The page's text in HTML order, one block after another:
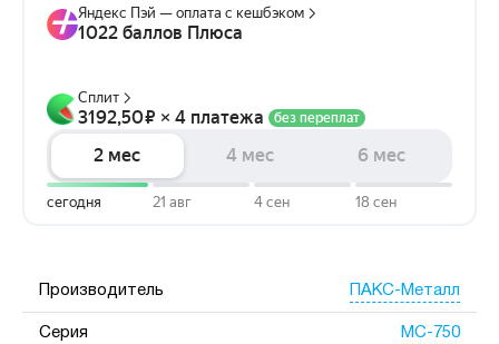
Производитель ПАКС-Металл
Серия МС-750